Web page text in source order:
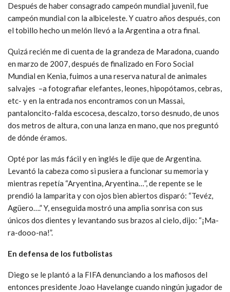
Después de haber consagrado campeón mundial juvenil, fue
campeón mundial con la albiceleste. Y cuatro años después, con
el tobillo hecho un melón llevó a la Argentina a otra final.
Quizá recién me di cuenta de la grandeza de Maradona, cuando
en marzo de 2007, después de finalizado en Foro Social
Mundial en Kenia, fuimos a una reserva natural de animales
salvajes –a fotografiar elefantes, leones, hipopótamos, cebras,
etc- y en la entrada nos encontramos con un Massai,
pantaloncito-falda escocesa, descalzo, torso desnudo, de unos
dos metros de altura, con una lanza en mano, que nos preguntó
de dónde éramos.
Opté por las más fácil y en inglés le dije que de Argentina.
Levantó la cabeza como si pusiera a funcionar su memoria y
mientras repetía “Aryentina, Aryentina…”, de repente se le
prendió la lamparita y con ojos bien abiertos disparó: “Tevéz,
Agüero….” Y, enseguida mostró una amplia sonrisa con sus
únicos dos dientes y levantando sus brazos al cielo, dijo: “¡Ma-
ra-dooo-na!”.
En defensa de los futbolistas
Diego se le plantó a la FIFA denunciando a los mafiosos del
entonces presidente Joao Havelange cuando ningún jugador de